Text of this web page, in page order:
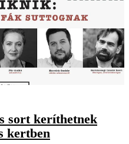
sort keríthetnek
kertben